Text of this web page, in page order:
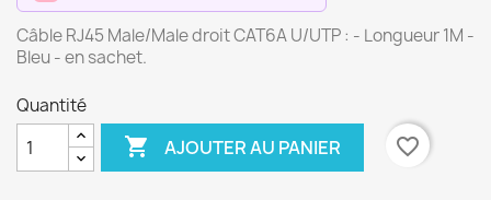
Câble RJ45 Male/Male droit CAT6A U/UTP : - Longueur 1M -
Bleu - en sachet.
Quantité
 AJOUTER AU PANIER favorite_border